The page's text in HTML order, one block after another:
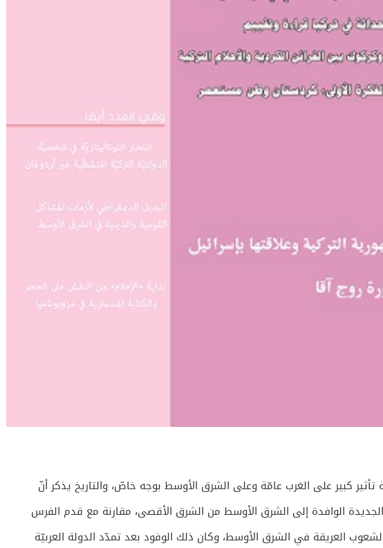
تأثير كبير على الغرب عامّة وعلى الشرق الأوسط بوجه خاصّ، والتاريخ يذكر أنّ
الوافدة إلى الشرق الأوسط من الشرق الأقصى، مقارنة مع قدم الفرس
العريقة في الشرق الأوسط، وكان ذلك الوفود بعد تمدّد الدولة العربيّة